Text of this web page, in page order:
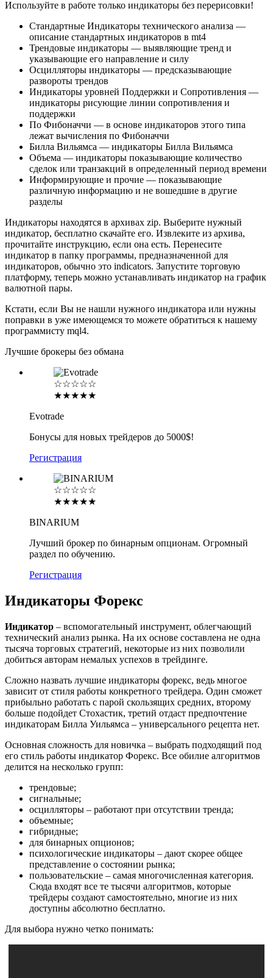
Используйте в работе только индикаторы без перерисовки!
Стандартные Индикаторы технического анализа —
описание стандартных индикаторов в mt4
Трендовые индикаторы — выявляющие тренд и
указывающие его направление и силу
Осцилляторы индикаторы — предсказывающие
развороты трендов
Индикаторы уровней Поддержки и Сопротивления —
индикаторы рисующие линии сопротивления и
поддержки
По Фибоначчи — в основе индикаторов этого типа
лежат вычисления по Фибоначчи
Билла Вильямса — индикаторы Билла Вильямса
Объема — индикаторы показывающие количество
сделок или транзакций в определенный период времени
Информирующие и прочие — показывающие
различную информацию и не вошедшие в другие
разделы
Индикаторы находятся в архивах zip. Выберите нужный
индикатор, бесплатно скачайте его. Извлеките из архива,
прочитайте инструкцию, если она есть. Перенесите
индикатор в папку программы, предназначенной для
индикаторов, обычно это indicators. Запустите торговую
платформу, теперь можно устанавливать индикатор на график
валютной пары.
Кстати, если Вы не нашли нужного индикатора или нужны
поправки в уже имеющемся то можете обратиться к нашему
программисту mql4.
Лучшие брокеры без обмана
☆☆☆☆☆
★★★★★
Evotrade
Бонусы для новых трейдеров до 5000$!
Регистрация
☆☆☆☆☆
★★★★★
BINARIUM
Лучший брокер по бинарным опционам. Огромный
раздел по обучению.
Регистрация
Индикаторы Форекс
Индикатор – вспомогательный инструмент, облегчающий
технический анализ рынка. На их основе составлена не одна
тысяча торговых стратегий, некоторые из них позволили
добиться авторам немалых успехов в трейдинге.
Сложно назвать лучшие индикаторы форекс, ведь многое
зависит от стиля работы конкретного трейдера. Один сможет
прибыльно работать с парой скользящих средних, второму
больше подойдет Стохастик, третий отдаст предпочтение
индикаторам Билла Уильямса – универсального рецепта нет.
Основная сложность для новичка – выбрать подходящий под
его стиль работы индикатор Форекс. Все обилие алгоритмов
делится на несколько групп:
трендовые;
сигнальные;
осцилляторы – работают при отсутствии тренда;
объемные;
гибридные;
для бинарных опционов;
психологические индикаторы – дают скорее общее
представление о состоянии рынка;
пользовательские – самая многочисленная категория.
Сюда входят все те тысячи алгоритмов, которые
трейдеры создают самостоятельно, многие из них
доступны абсолютно бесплатно.
Для выбора нужно четко понимать: